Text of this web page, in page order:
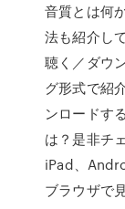
音質とは何
法も紹介し
聴く／ダウ
グ形式で紹
ンロードす
は？是非チ
iPad、
ブラウザで